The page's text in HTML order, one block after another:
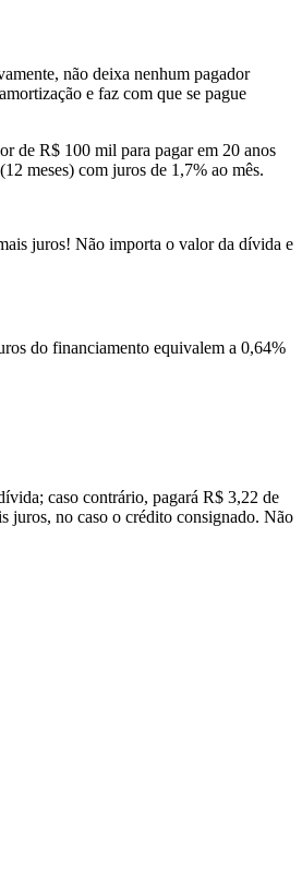
não deixa nenhum pagador
e faz com que se pague
de R$ 100 mil para pagar em 20 anos
meses) com juros de 1,7% ao mês.
juros! Não importa o valor da dívida e
do financiamento equivalem a 0,64%
caso contrário, pagará R$ 3,22 de
juros, no caso o crédito consignado. Não